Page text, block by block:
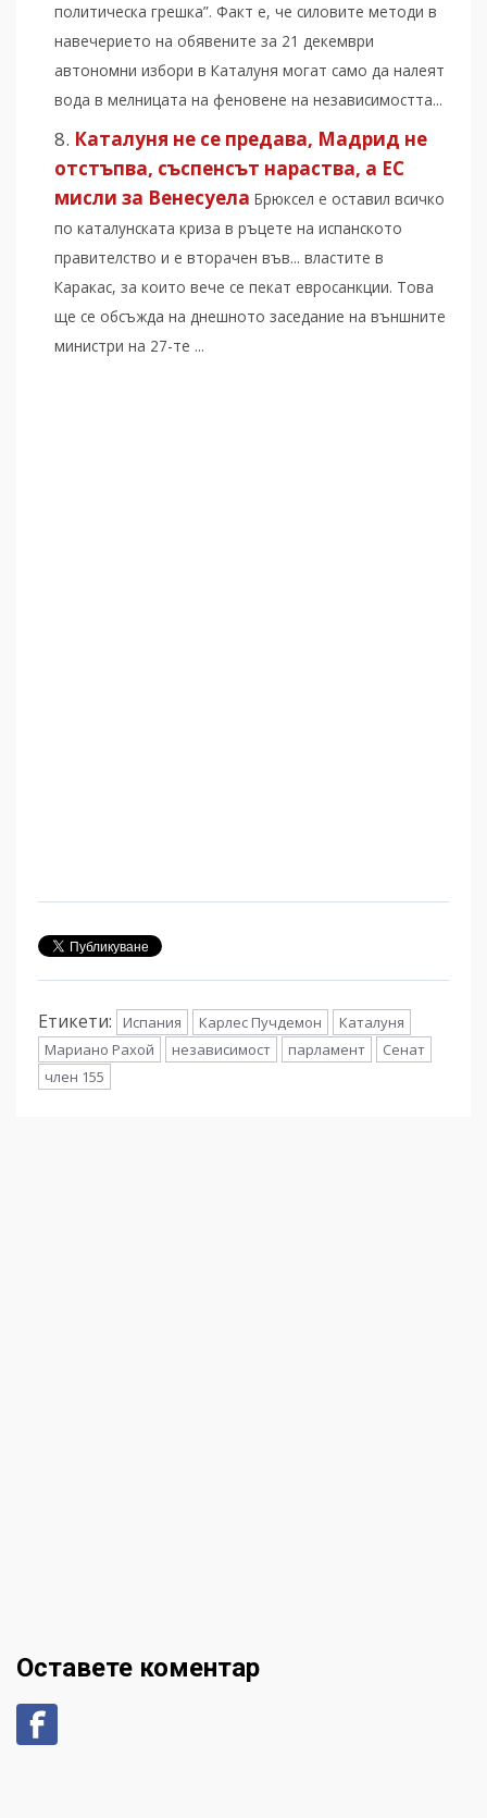
политическа грешка”. Факт е, че силовите методи в
навечерието на обявените за 21 декември
автономни избори в Каталуня могат само да налеят
вода в мелницата на феновене на независимостта...
Каталуня не се предава, Мадрид не
отстъпва, съспенсът нараства, а ЕС
мисли за Венесуела Брюксел е оставил всичко
по каталунската криза в ръцете на испанското
правителство и е вторачен във... властите в
Каракас, за които вече се пекат евросанкции. Това
ще се обсъжда на днешното заседание на външните
министри на 27-те ...
Етикети: Испания Карлес Пучдемон
Каталуня
Мариано Рахой
независимост парламент
Сенат
член 155
Оставете коментар